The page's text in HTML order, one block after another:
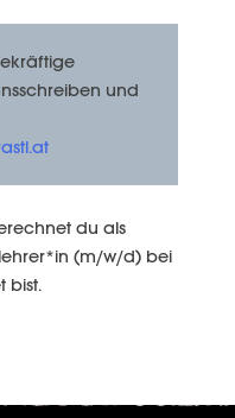
und
du als
(m/w/d) bei
bist.